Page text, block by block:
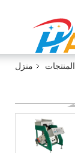
منزل المنتجات